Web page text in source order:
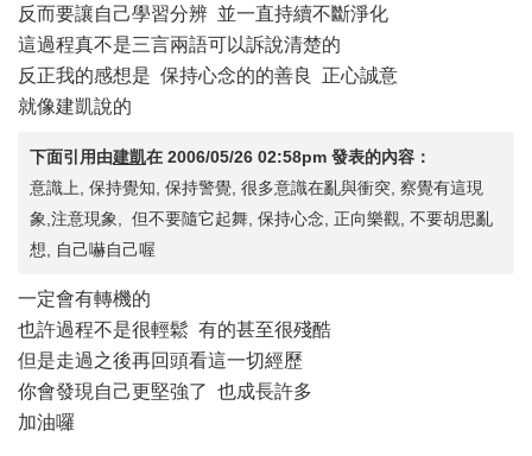
反而要讓自己學習分辨 並一直持續不斷淨化
這過程真不是三言兩語可以訴說清楚的
反正我的感想是 保持心念的的善良 正心誠意
就像建凱說的
下面引用由建凱在 2006/05/26 02:58pm 發表的內容：
意識上, 保持覺知, 保持警覺, 很多意識在亂與衝突, 察覺有這現
象,注意現象, 但不要隨它起舞, 保持心念, 正向樂觀, 不要胡思亂
想, 自己嚇自己喔
一定會有轉機的
也許過程不是很輕鬆 有的甚至很殘酷
但是走過之後再回頭看這一切經歷
你會發現自己更堅強了 也成長許多
加油囉